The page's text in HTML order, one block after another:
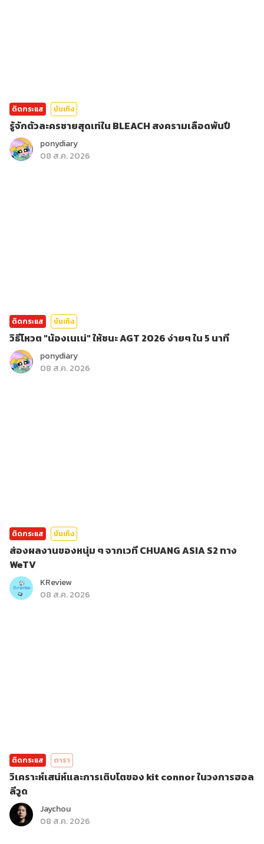
ติดกระแส บันเทิง
รู้จักตัวละครชายสุดเท่ใน BLEACH สงครามเลือดพันปี
ponydiary
08 ส.ค. 2026
ติดกระแส บันเทิง
วิธีโหวต "น้องเนเน่" ให้ชนะ AGT 2026 ง่ายๆ ใน 5 นาที
ponydiary
08 ส.ค. 2026
ติดกระแส บันเทิง
ส่องผลงานของหนุ่ม ๆ จากเวที CHUANG ASIA S2 ทาง
WeTV
KReview
08 ส.ค. 2026
ติดกระแส ดารา
วิเคราะห์เสน่ห์และการเติบโตของ kit connor ในวงการฮอล
ลีวูด
Jaychou
08 ส.ค. 2026